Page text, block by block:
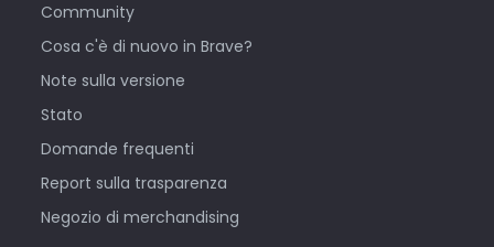
Community
Cosa c'è di nuovo in Brave?
Note sulla versione
Stato
Domande frequenti
Report sulla trasparenza
Negozio di merchandising